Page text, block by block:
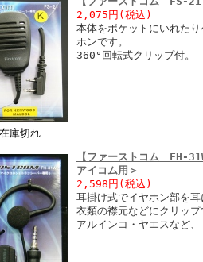
在庫切れ
2,075円 (税込)
本体をポケットにいれた
ホンです。
360°回転式クリップ付。
【ファーストコム FH-
アイコム用＞
2,598円 (税込)
耳掛け式でイヤホン部を
衣類の襟元などにクリッ
アルインコ・ヤエスなど